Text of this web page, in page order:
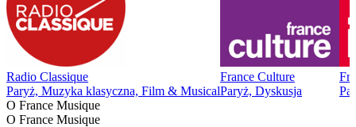
Radio Classique
Paryż, Muzyka klasyczna, Film & Musical
France Culture
Paryż, Dyskusja
O France Musique
O France Musique